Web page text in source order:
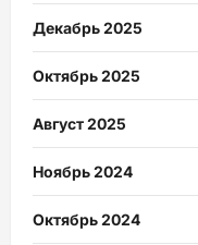
Декабрь 2025
Октябрь 2025
Август 2025
Ноябрь 2024
Октябрь 2024